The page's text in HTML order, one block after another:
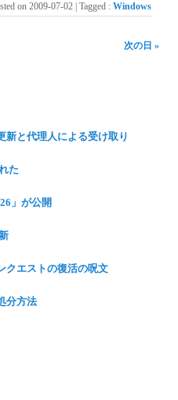
on 2009-07-02 Tagged : Windows
次の日 »
新と代理人による受け取り
た
」が公開
クエストの復活の呪文
分方法